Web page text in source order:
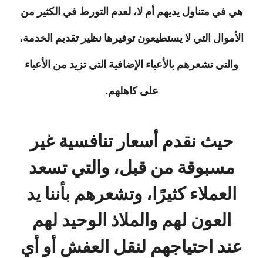
هي في متناول يديهم أم لا، لعدم التورط في الكثير من
الأموال التي لا يستطيعون توفيرها نظير تقديم الخدمة،
والتي تشعرهم بالأعباء الإضافية التي تزيد من الأعباء
على كاهلهم.
حيث نقدم أسعار تنافسية غير
مسبوقة من قبل، والتي تسعد
العملاء كثيرًا، وتشعرهم بأننا يد
العون لهم والملاذ الوحيد لهم
عند احتياجهم لنقل العفش أو أي